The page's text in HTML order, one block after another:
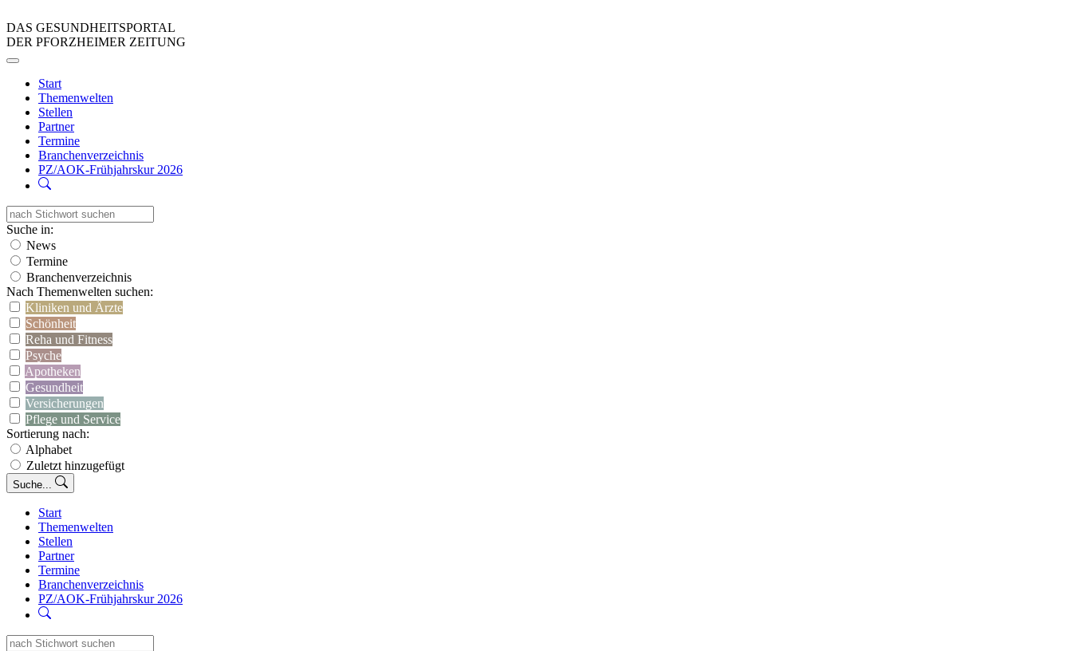
DAS GESUNDHEITSPORTAL
DER PFORZHEIMER ZEITUNG
Start
Themenwelten
Stellen
Partner
Termine
Branchenverzeichnis
PZ/AOK-Frühjahrskur 2026
Suche in:
News
Termine
Branchenverzeichnis
Nach Themenwelten suchen:
Kliniken und Ärzte
Schönheit
Reha und Fitness
Psyche
Apotheken
Gesundheit
Versicherungen
Pflege und Service
Sortierung nach:
Alphabet
Zuletzt hinzugefügt
Suche...
Start
Themenwelten
Stellen
Partner
Termine
Branchenverzeichnis
PZ/AOK-Frühjahrskur 2026